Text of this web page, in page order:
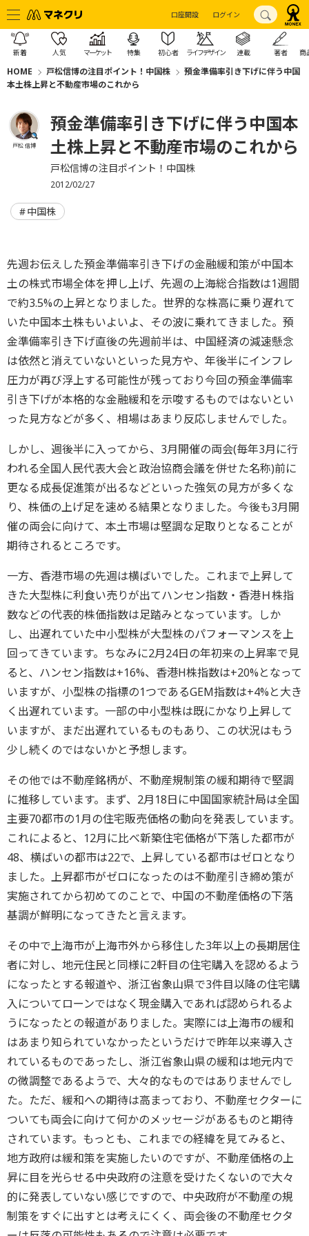
口座開設 ログイン
新着 人気 マーケット 特集 初心者 ライフデザイン 連載 著者 商
HOME 戸松信博の注目ポイント！中国株
預金準備率引き下げに伴う中国
本土株上昇と不動産市場のこれから
戸松 信博
預金準備率引き下げに伴う中国本
土株上昇と不動産市場のこれから
戸松信博の注目ポイント！中国株
2012/02/27
中国株
先週お伝えした預金準備率引き下げの金融緩和策が中国本
土の株式市場全体を押し上げ、先週の上海総合指数は1週間
で約3.5%の上昇となりました。世界的な株高に乗り遅れて
いた中国本土株もいよいよ、その波に乗れてきました。預
金準備率引き下げ直後の先週前半は、中国経済の減速懸念
は依然と消えていないといった見方や、年後半にインフレ
圧力が再び浮上する可能性が残っており今回の預金準備率
引き下げが本格的な金融緩和を示唆するものではないとい
った見方などが多く、相場はあまり反応しませんでした。
しかし、週後半に入ってから、3月開催の両会(毎年3月に行
われる全国人民代表大会と政治協商会議を併せた名称)前に
更なる成長促進策が出るなどといった強気の見方が多くな
り、株価の上げ足を速める結果となりました。今後も3月開
催の両会に向けて、本土市場は堅調な足取りとなることが
期待されるところです。
一方、香港市場の先週は横ばいでした。これまで上昇して
きた大型株に利食い売りが出てハンセン指数・香港Ｈ株指
数などの代表的株価指数は足踏みとなっています。しか
し、出遅れていた中小型株が大型株のパフォーマンスを上
回ってきています。ちなみに2月24日の年初来の上昇率で見
ると、ハンセン指数は+16%、香港H株指数は+20%となって
いますが、小型株の指標の1つであるGEM指数は+4%と大き
く出遅れています。一部の中小型株は既にかなり上昇して
いますが、まだ出遅れているものもあり、この状況はもう
少し続くのではないかと予想します。
その他では不動産銘柄が、不動産規制策の緩和期待で堅調
に推移しています。まず、2月18日に中国国家統計局は全国
主要70都市の1月の住宅販売価格の動向を発表しています。
これによると、12月に比べ新築住宅価格が下落した都市が
48、横ばいの都市は22で、上昇している都市はゼロとなり
ました。上昇都市がゼロになったのは不動産引き締め策が
実施されてから初めてのことで、中国の不動産価格の下落
基調が鮮明になってきたと言えます。
その中で上海市が上海市外から移住した3年以上の長期居住
者に対し、地元住民と同様に2軒目の住宅購入を認めるよう
になったとする報道や、浙江省象山県で3件目以降の住宅購
入についてローンではなく現金購入であれば認められるよ
うになったとの報道がありました。実際には上海市の緩和
はあまり知られていなかったというだけで昨年以来導入さ
れているものであったし、浙江省象山県の緩和は地元内で
の微調整であるようで、大々的なものではありませんでし
た。ただ、緩和への期待は高まっており、不動産セクターに
ついても両会に向けて何かのメッセージがあるものと期待
されています。もっとも、これまでの経緯を見てみると、
地方政府は緩和策を実施したいのですが、不動産価格の上
昇に目を光らせる中央政府の注意を受けたくないので大々
的に発表していない感じですので、中央政府が不動産の規
制策をすぐに出すとは考えにくく、両会後の不動産セクタ